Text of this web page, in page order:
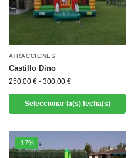
ATRACCIONES
Castillo Dino
250,00 € - 300,00 €
Seleccionar la(s) fecha(s)
-17%